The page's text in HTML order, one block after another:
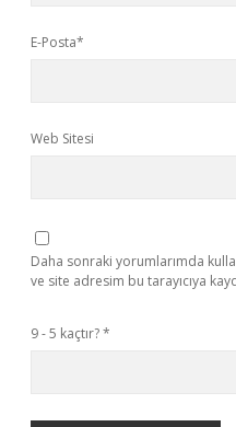
E-Posta*
Web Sitesi
Daha sonraki yorumlarımda
ve site adresim bu tarayıcıya
9 - 5 kaçtır?*